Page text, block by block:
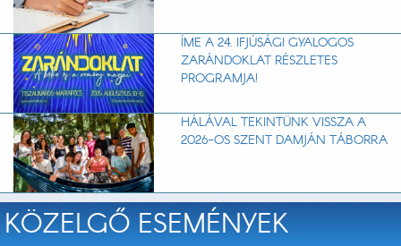
ÍME A 24. IFJÚSÁGI GYALOGOS
ZARÁNDOKLAT RÉSZLETES
PROGRAMJA!
HÁLÁVAL TEKINTÜNK VISSZA A
2026-OS SZENT DAMJÁN TÁBORRA
KÖZELGŐ ESEMÉNYEK